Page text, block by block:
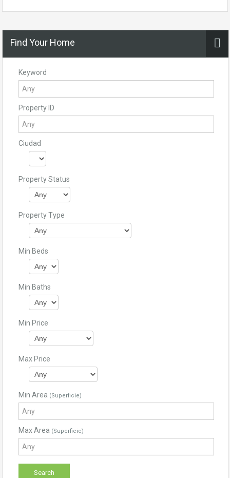
Find Your Home
Keyword
Property ID
Ciudad
Property Status
Property Type
Min Beds
Min Baths
Min Price
Max Price
Min Area (Superficie)
Max Area (Superficie)